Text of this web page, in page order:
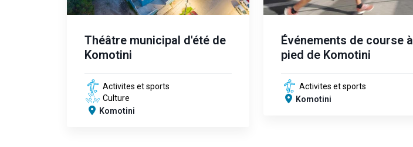
Théâtre municipal d'été de
Komotini
Activites et sports
Culture
Komotini
Événements de course à
pied de Komotini
Activites et sports
Komotini